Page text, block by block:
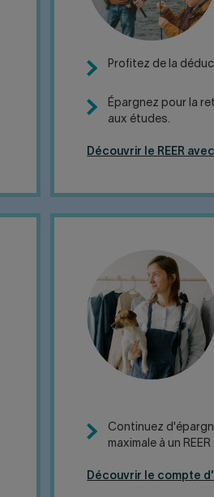
Profitez de la
Épargnez pour la
aux études.
Découvrir le REER
Continuez
maximale à un
Découvrir le compte